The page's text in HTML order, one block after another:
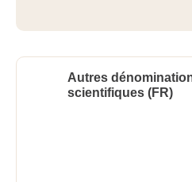
Autres
scientifiques (FR)